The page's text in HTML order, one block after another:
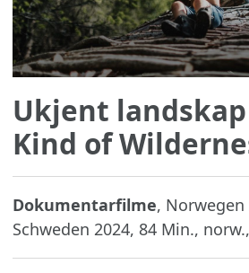
Ukjent landskap
Kind of
Dokumentarfilme,
Schweden 2024, 84 Min.,